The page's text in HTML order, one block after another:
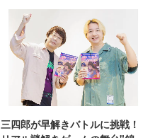
三四郎が早解きバトルに挑戦！